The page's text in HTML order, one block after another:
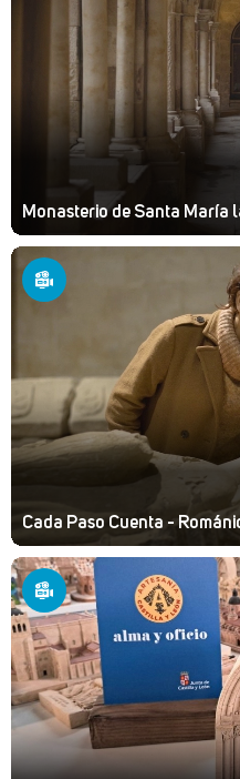
Monasterio de Santa María
Cada Paso Cuenta -